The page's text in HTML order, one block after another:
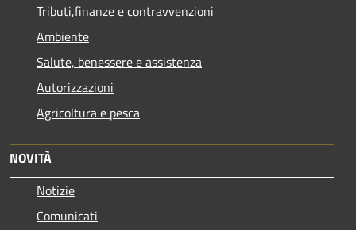
Tributi,finanze e contravvenzioni
Ambiente
Salute, benessere e assistenza
Autorizzazioni
Agricoltura e pesca
NOVITÀ
Notizie
Comunicati